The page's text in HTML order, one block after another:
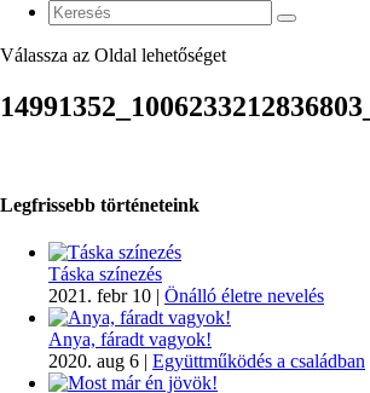
Válassza az Oldal lehetőséget
Legfrissebb történeteink
Táska színezés
2021. febr 10 | Önálló életre nevelés
Anya, fáradt vagyok!
2020. aug 6 | Együttműködés a családban